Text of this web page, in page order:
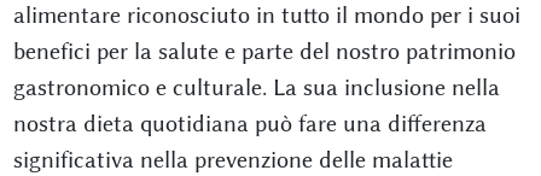
alimentare riconosciuto in tutto il mondo per i suoi
benefici per la salute e parte del nostro patrimonio
gastronomico e culturale. La sua inclusione nella
nostra dieta quotidiana può fare una differenza
significativa nella prevenzione delle malattie